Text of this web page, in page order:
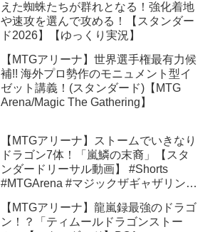
えた蜘蛛たちが群れとなる！強化着地
や速攻を選んで攻める！【スタンダー
ド2026】【ゆっくり実況】
【MTGアリーナ】世界選手権最有力候
補!! 海外プロ勢作のモニュメント型イ
ゼット講義！(スタンダード)【MTG
Arena/Magic The Gathering】
【MTGアリーナ】ストームでいきなり
ドラゴン7体！「嵐鱗の末裔」【スタ
ンダードリーサル動画】 #Shorts
#MTGArena #マジックザギャザリング
【MTGアリーナ】龍嵐録最強のドラゴ
ン！？「ティムールドラゴンストー